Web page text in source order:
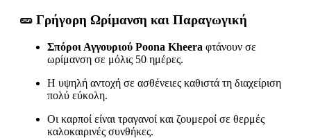
🥒 Γρήγορη Ωρίμανση και Παραγωγική
Σπόροι Αγγουριού Poona Kheera φτάνουν σε
ωρίμανση σε μόλις 50 ημέρες.
Η υψηλή αντοχή σε ασθένειες καθιστά τη διαχείριση
πολύ εύκολη.
Οι καρποί είναι τραγανοί και ζουμεροί σε θερμές
καλοκαιρινές συνθήκες.